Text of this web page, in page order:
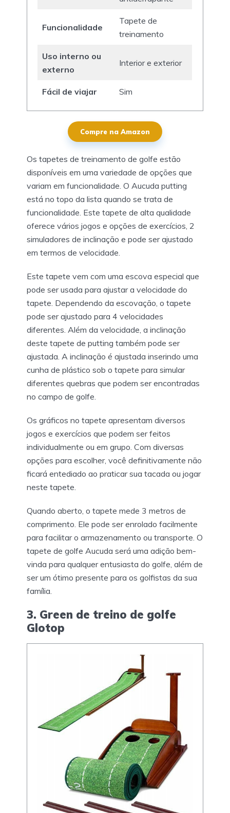
Funcionalidade
Tapete de
treinamento
Uso interno ou
externo
Interior e exterior
Fácil de viajar Sim
Compre na Amazon
Os tapetes de treinamento de golfe estão
disponíveis em uma variedade de opções que
variam em funcionalidade. O Aucuda putting
está no topo da lista quando se trata de
funcionalidade. Este tapete de alta qualidade
oferece vários jogos e opções de exercícios, 2
simuladores de inclinação e pode ser ajustado
em termos de velocidade.
Este tapete vem com uma escova especial que
pode ser usada para ajustar a velocidade do
tapete. Dependendo da escovação, o tapete
pode ser ajustado para 4 velocidades
diferentes. Além da velocidade, a inclinação
deste tapete de putting também pode ser
ajustada. A inclinação é ajustada inserindo uma
cunha de plástico sob o tapete para simular
diferentes quebras que podem ser encontradas
no campo de golfe.
Os gráficos no tapete apresentam diversos
jogos e exercícios que podem ser feitos
individualmente ou em grupo. Com diversas
opções para escolher, você definitivamente não
ficará entediado ao praticar sua tacada ou jogar
neste tapete.
Quando aberto, o tapete mede 3 metros de
comprimento. Ele pode ser enrolado facilmente
para facilitar o armazenamento ou transporte. O
tapete de golfe Aucuda será uma adição bem-
vinda para qualquer entusiasta do golfe, além de
ser um ótimo presente para os golfistas da sua
família.
3. Green de treino de golfe
Glotop